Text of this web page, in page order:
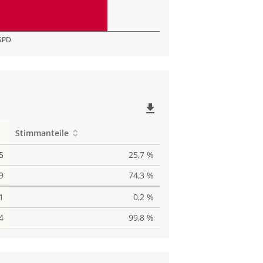
file_download
Stimmanteile
25,7 %
74,3 %
1
0,2 %
99,8 %